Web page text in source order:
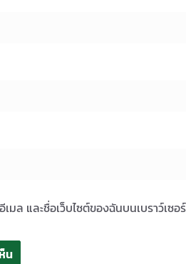
มล และชื่อเว็บไซต์ของฉันบนเบราว์เซ